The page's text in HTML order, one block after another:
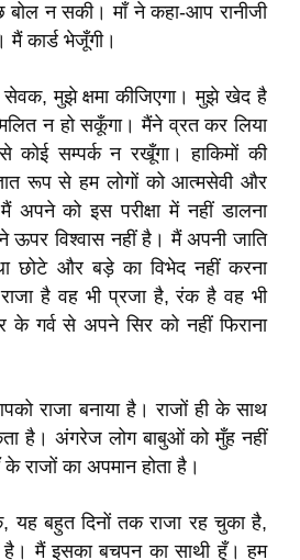
बोल न सकी। माँ ने कहा-आप रानीजी
कार्ड भेजूँगी।
मुझे क्षमा कीजिएगा। मुझे खेद है
न हो सकूँगा। मैंने व्रत कर लिया
से कोई सम्पर्क न रखूँगा। हाकिमों की
रूप से हम लोगों को आत्मसेवी और
अपने को इस परीक्षा में नहीं डालना
ऊपर विश्वास नहीं है। मैं अपनी जाति
छोटे और बड़े का विभेद नहीं करना
है वह भी प्रजा है, रंक है वह भी
गर्व से अपने सिर को नहीं फिराना
राजा बनाया है। राजों ही के साथ
है। अंगरेज लोग बाबुओं को मुँह नहीं
राजों का अपमान होता है।
यह बहुत दिनों तक राजा रह चुका है,
मैं इसका बचपन का साथी हूँ। हम